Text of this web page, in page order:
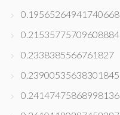
0.19565264941740668
0.21535775709608884
0.2338385566761827
0.23900535638301845
0.24147475868998136